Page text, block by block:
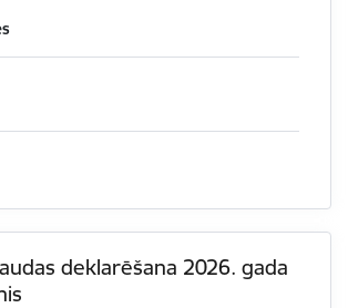
deklarēšana 2026. gada